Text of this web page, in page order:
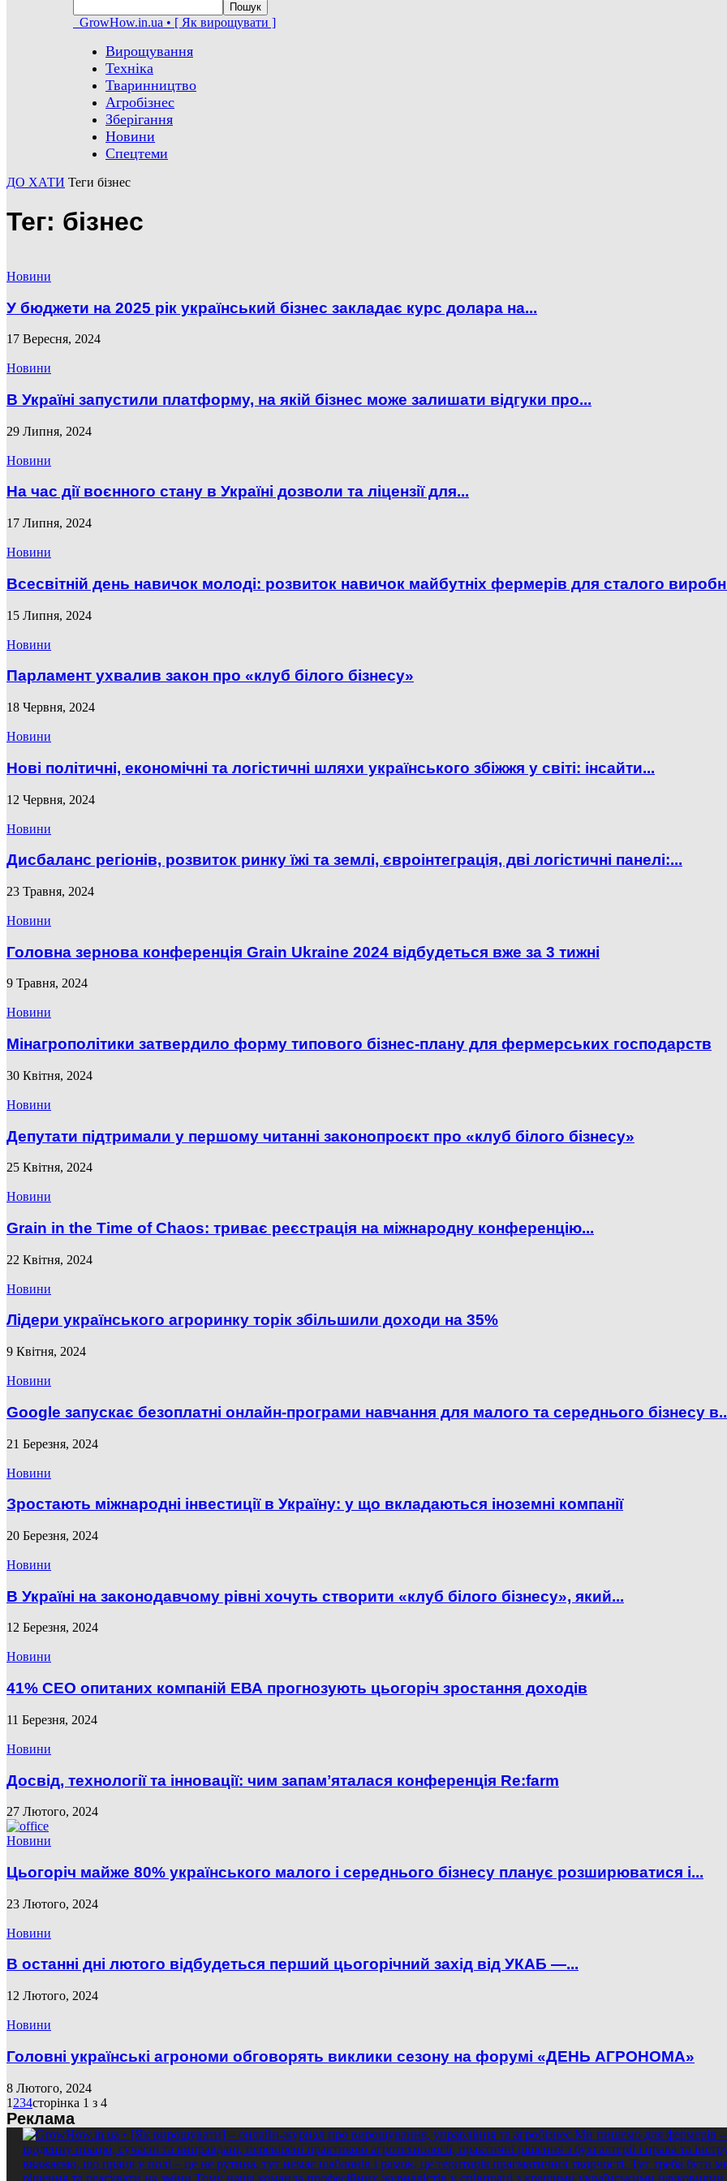
GrowHow.in.ua • [ Як вирощувати ]
Вирощування
Техніка
Тваринництво
Агробізнес
Зберігання
Новини
Спецтеми
ДО ХАТИ Теги бізнес
Тег: бізнес
Новини
У бюджети на 2025 рік український бізнес закладає курс долара на...
17 Вересня, 2024
Новини
В Україні запустили платформу, на якій бізнес може залишати відгуки про...
29 Липня, 2024
Новини
На час дії воєнного стану в Україні дозволи та ліцензії для...
17 Липня, 2024
Новини
Всесвітній день навичок молоді: розвиток навичок майбутніх фермерів для сталого
15 Липня, 2024
Новини
Парламент ухвалив закон про «клуб білого бізнесу»
18 Червня, 2024
Новини
Нові політичні, економічні та логістичні шляхи українського збіжжя у світі: інсайти...
12 Червня, 2024
Новини
Дисбаланс регіонів, розвиток ринку їжі та землі, євроінтеграція, дві логістичні панелі:...
23 Травня, 2024
Новини
Головна зернова конференція Grain Ukraine 2024 відбудеться вже за 3 тижні
9 Травня, 2024
Новини
Мінагрополітики затвердило форму типового бізнес-плану для фермерських господарств
30 Квітня, 2024
Новини
Депутати підтримали у першому читанні законопроєкт про «клуб білого бізнесу»
25 Квітня, 2024
Новини
Grain in the Time of Chaos: триває реєстрація на міжнародну конференцію...
22 Квітня, 2024
Новини
Лідери українського агроринку торік збільшили доходи на 35%
9 Квітня, 2024
Новини
Google запускає безоплатні онлайн-програми навчання для малого та середнього бізнесу
21 Березня, 2024
Новини
Зростають міжнародні інвестиції в Україну: у що вкладаються іноземні компанії
20 Березня, 2024
Новини
В Україні на законодавчому рівні хочуть створити «клуб білого бізнесу», який...
12 Березня, 2024
Новини
41% СЕО опитаних компаній ЕВА прогнозують цьогоріч зростання доходів
11 Березня, 2024
Новини
Досвід, технології та інновації: чим запамʼяталася конференція Re:farm
27 Лютого, 2024
Новини
Цьогоріч майже 80% українського малого і середнього бізнесу планує розширюватися і...
23 Лютого, 2024
Новини
В останні дні лютого відбудеться перший цьогорічний захід від УКАБ —...
12 Лютого, 2024
Новини
Головні українські агрономи обговорять виклики сезону на форумі «ДЕНЬ АГРОНОМА»
8 Лютого, 2024
1 234сторінка 1 з 4
Реклама